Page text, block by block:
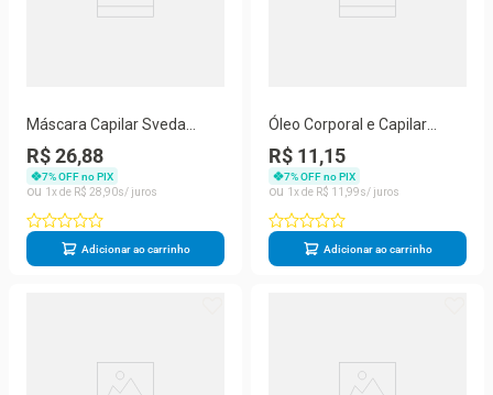
Máscara Capilar Sveda
Sublime 500g
R$ 26,88
7% OFF no PIX
1
R$ 28 90
Adicionar ao carrinho
Óleo Corporal e Capilar
Sveda Amêndoas e Avelã
100ml
R$ 11,15
7% OFF no PIX
1
R$ 11 99
Adicionar ao carrinho